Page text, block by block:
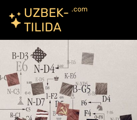
UZBEK-
TILIDA
.com